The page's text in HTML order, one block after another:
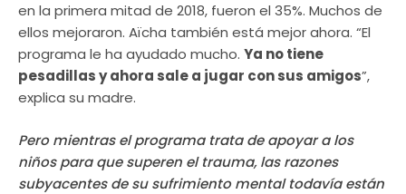
en la primera mitad de 2018, fueron el 35%. Muchos de
ellos mejoraron. Aïcha también está mejor ahora. “El
programa le ha ayudado mucho. Ya no tiene
pesadillas y ahora sale a jugar con sus amigos”,
explica su madre.
Pero mientras el programa trata de apoyar a los
niños para que superen el trauma, las razones
subyacentes de su sufrimiento mental todavía están